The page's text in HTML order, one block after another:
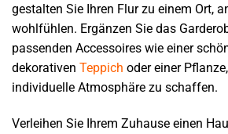
gestalten Sie Ihren Flur zu einem Ort,
wohlfühlen. Ergänzen Sie das
passenden Accessoires wie einer
dekorativen Teppich oder einer
individuelle Atmosphäre zu schaffen.
Verleihen Sie Ihrem Zuhause einen